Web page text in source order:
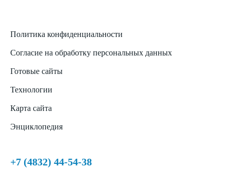
Политика конфиденциальности
Согласие на обработку персональных данных
Готовые сайты
Технологии
Карта сайта
Энциклопедия
+7 (4832) 44-54-38